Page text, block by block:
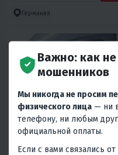
Германия
МАСЛО 4T ВОДН QUCKSILVER
(MERCURY) 25W40
Важно: как
мошенников
Мы никогда не просим
физического лица — ни
телефону, ни любым
официальной оплаты.
Если с вами связались